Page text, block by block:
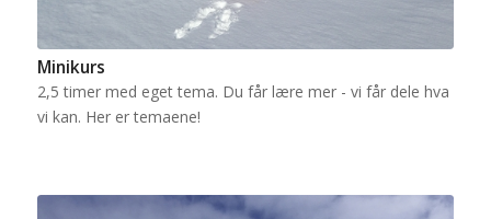
Minikurs
2,5 timer med eget tema. Du får lære mer - vi får dele hva
vi kan. Her er temaene!